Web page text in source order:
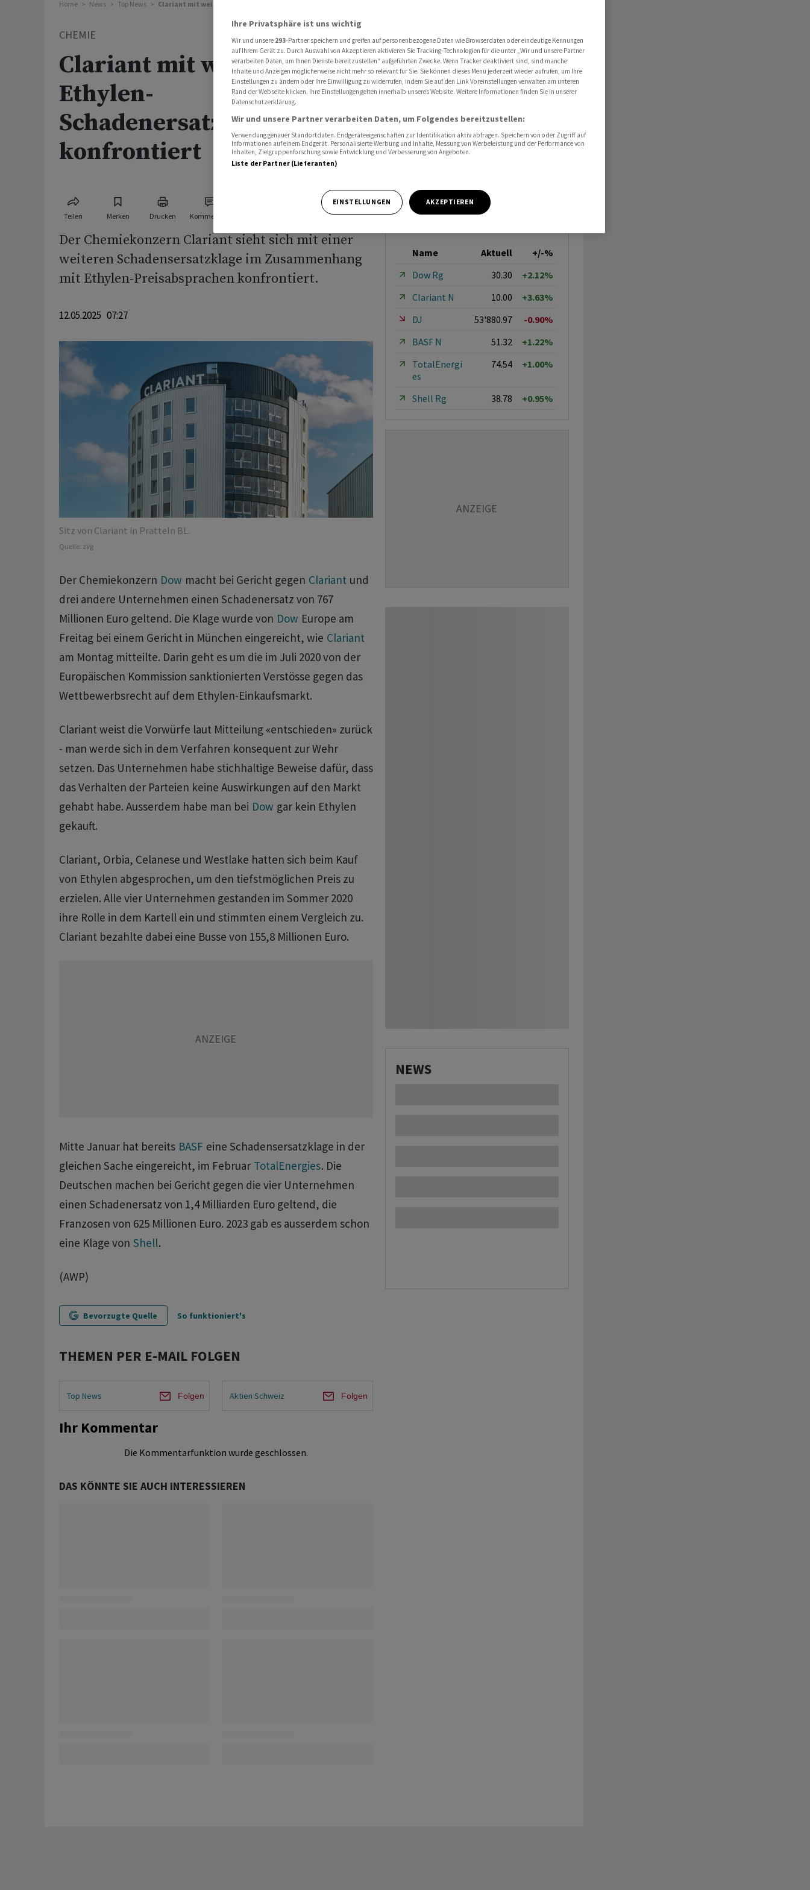
Home News Top News Clariant mit weiterer Ethylen-Schadenersatzklage konfrontiert
CHEMIE
Clariant mit weiterer
Ethylen-
Schadenersatzklage
konfrontiert
Teilen Merken Drucken Kommentare
Der Chemiekonzern Clariant sieht sich mit einer
weiteren Schadensersatzklage im Zusammenhang
mit Ethylen-Preisabsprachen konfrontiert.
12.05.2025 07:27
Sitz von Clariant in Pratteln BL.
Quelle: zVg
Der Chemiekonzern Dow macht bei Gericht gegen Clariant und
drei andere Unternehmen einen Schadenersatz von 767
Millionen Euro geltend. Die Klage wurde von Dow Europe am
Freitag bei einem Gericht in München eingereicht, wie Clariant
am Montag mitteilte. Darin geht es um die im Juli 2020 von der
Europäischen Kommission sanktionierten Verstösse gegen das
Wettbewerbsrecht auf dem Ethylen-Einkaufsmarkt.
Clariant weist die Vorwürfe laut Mitteilung «entschieden» zurück
- man werde sich in dem Verfahren konsequent zur Wehr
setzen. Das Unternehmen habe stichhaltige Beweise dafür, dass
das Verhalten der Parteien keine Auswirkungen auf den Markt
gehabt habe. Ausserdem habe man bei Dow gar kein Ethylen
gekauft.
Clariant, Orbia, Celanese und Westlake hatten sich beim Kauf
von Ethylen abgesprochen, um den tiefstmöglichen Preis zu
erzielen. Alle vier Unternehmen gestanden im Sommer 2020
ihre Rolle in dem Kartell ein und stimmten einem Vergleich zu.
Clariant bezahlte dabei eine Busse von 155,8 Millionen Euro.
Mitte Januar hat bereits BASF eine Schadensersatzklage in der
gleichen Sache eingereicht, im Februar TotalEnergies. Die
Deutschen machen bei Gericht gegen die vier Unternehmen
einen Schadenersatz von 1,4 Milliarden Euro geltend, die
Franzosen von 625 Millionen Euro. 2023 gab es ausserdem schon
eine Klage von Shell.
(AWP)
Bevorzugte Quelle So funktioniert's
THEMEN PER E-MAIL FOLGEN
Top News Folgen Aktien Schweiz Folgen
Ihr Kommentar
Die Kommentarfunktion wurde geschlossen.
DAS KÖNNTE SIE AUCH INTERESSIEREN
Name Aktuell
+/-%
Dow Rg
30.30
+2.12%
Clariant N
10.00
+3.63%
DJ
53'880.97
-0.90%
BASF N
51.32
+1.22%
TotalEnergi
es
74.54 +1.00%
Shell Rg 38.78 +0.95%
NEWS
Ihre Privatsphäre ist uns wichtig
Wir und unsere 293-Partner speichern und greifen auf personenbezogene Daten wie Browserdaten oder eindeutige Kennungen
auf Ihrem Gerät zu. Durch Auswahl von Akzeptieren aktivieren Sie Tracking-Technologien für die unter „Wir und unsere Partner
verarbeiten Daten, um Ihnen Dienste bereitzustellen“ aufgeführten Zwecke. Wenn Tracker deaktiviert sind, sind manche
Inhalte und Anzeigen möglicherweise nicht mehr so relevant für Sie. Sie können dieses Menü jederzeit wieder aufrufen, um Ihre
Einstellungen zu ändern oder Ihre Einwilligung zu widerrufen, indem Sie auf den Link Voreinstellungen verwalten am unteren
Rand der Webseite klicken. Ihre Einstellungen gelten innerhalb unseres Website. Weitere Informationen finden Sie in unserer
Datenschutzerklärung.
Wir und unsere Partner verarbeiten Daten, um Folgendes bereitzustellen:
Verwendung genauer Standortdaten. Endgeräteeigenschaften zur Identifikation aktiv abfragen. Speichern von oder Zugriff auf
Informationen auf einem Endgerät. Personalisierte Werbung und Inhalte, Messung von Werbeleistung und der Performance von
Inhalten, Zielgruppenforschung sowie Entwicklung und Verbesserung von Angeboten.
Liste der Partner (Lieferanten)
EINSTELLUNGEN AKZEPTIEREN